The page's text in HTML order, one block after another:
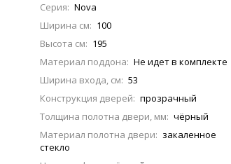
Серия: Nova
Ширина см: 100
Высота см: 195
Материал поддона: Не идет в комплекте
Ширина входа, см: 53
Конструкция дверей: прозрачный
Толщина полотна двери, мм: чёрный
Материал полотна двери: закаленное
стекло